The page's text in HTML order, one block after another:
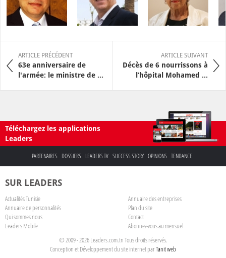
ARTICLE PRÉCÉDENT
63e anniversaire de
l'armée: le ministre de ...
ARTICLE SUIVANT
Décès de 6 nourrissons à
l’hôpital Mohamed ...
Téléchargez les applications
Leaders
PARTENAIRES DOSSIERS LEADERS TV SUCCESS STORY OPINIONS TENDANCE
SUR LEADERS
Actualités Tunisie
Annuaire des entreprises
Annuaire de personnalités
Plan du site
Qui sommes nous
Contact
Leaders Mobile
Abonnez-vous au mensuel
© 2009 - 2026 Leaders.com.tn Tous droits réservés.
Conception et Développement du site internet parTanit web